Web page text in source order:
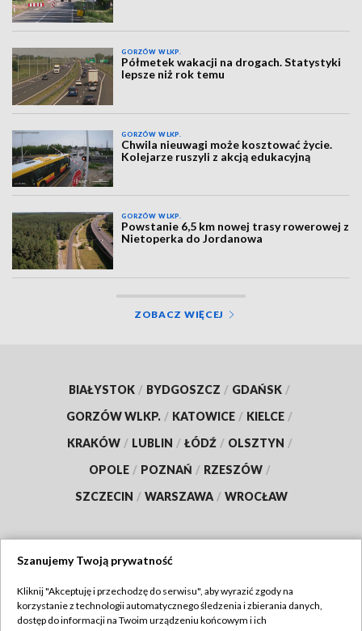
GORZÓW WLKP.
Półmetek wakacji na drogach. Statystyki
lepsze niż rok temu
GORZÓW WLKP.
Chwila nieuwagi może kosztować życie.
Kolejarze ruszyli z akcją edukacyjną
GORZÓW WLKP.
Powstanie 6,5 km nowej trasy rowerowej z
Nietoperka do Jordanowa
ZOBACZ WIĘCEJ
BIAŁYSTOK / BYDGOSZCZ / GDAŃSK /
GORZÓW WLKP. / KATOWICE / KIELCE /
KRAKÓW / LUBLIN / ŁÓDŹ / OLSZTYN /
OPOLE / POZNAŃ / RZESZÓW /
SZCZECIN / WARSZAWA / WROCŁAW
TVP
Szanujemy Twoją prywatność
Kliknij "Akceptuję i przechodzę do serwisu", aby wyrazić zgody na
korzystanie z technologii automatycznego śledzenia i zbierania danych,
dostęp do informacji na Twoim urządzeniu końcowym i ich